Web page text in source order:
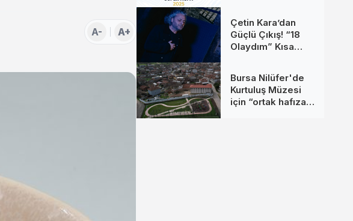
A- A+
Çetin Kara’dan
Güçlü Çıkış! “18
Olaydım” Kısa
Ulaştı
Bursa Nilüfer'de
Kurtuluş Müzesi
için “ortak hafıza”